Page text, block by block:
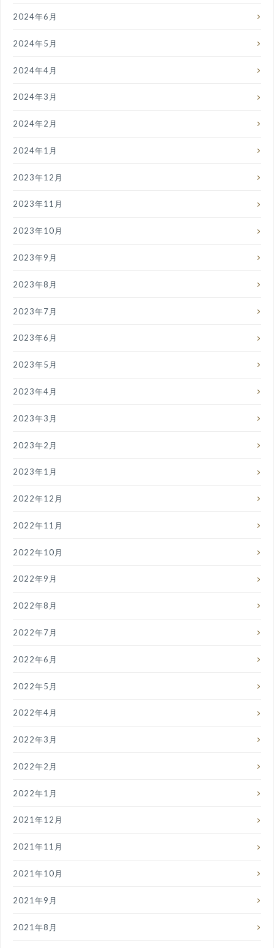
2024年6月
2024年5月
2024年4月
2024年3月
2024年2月
2024年1月
2023年12月
2023年11月
2023年10月
2023年9月
2023年8月
2023年7月
2023年6月
2023年5月
2023年4月
2023年3月
2023年2月
2023年1月
2022年12月
2022年11月
2022年10月
2022年9月
2022年8月
2022年7月
2022年6月
2022年5月
2022年4月
2022年3月
2022年2月
2022年1月
2021年12月
2021年11月
2021年10月
2021年9月
2021年8月